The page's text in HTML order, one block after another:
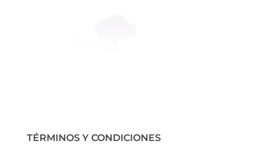
TÉRMINOS Y CONDICIONES